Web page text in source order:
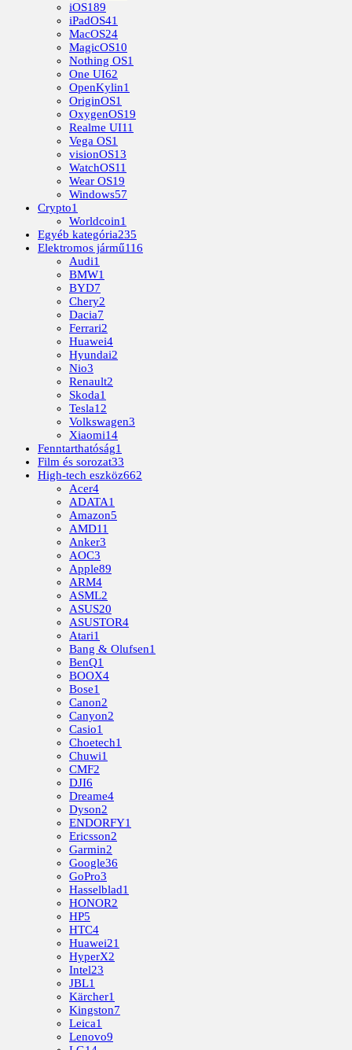
iOS189
iPadOS41
MacOS24
MagicOS10
Nothing OS1
One UI62
OpenKylin1
OriginOS1
OxygenOS19
Realme UI11
Vega OS1
visionOS13
WatchOS11
Wear OS19
Windows57
Crypto1
Worldcoin1
Egyéb kategória235
Elektromos jármű116
Audi1
BMW1
BYD7
Chery2
Dacia7
Ferrari2
Huawei4
Hyundai2
Nio3
Renault2
Skoda1
Tesla12
Volkswagen3
Xiaomi14
Fenntarthatóság1
Film és sorozat33
High-tech eszköz662
Acer4
ADATA1
Amazon5
AMD11
Anker3
AOC3
Apple89
ARM4
ASML2
ASUS20
ASUSTOR4
Atari1
Bang & Olufsen1
BenQ1
BOOX4
Bose1
Canon2
Canyon2
Casio1
Choetech1
Chuwi1
CMF2
DJI6
Dreame4
Dyson2
ENDORFY1
Ericsson2
Garmin2
Google36
GoPro3
Hasselblad1
HONOR2
HP5
HTC4
Huawei21
HyperX2
Intel23
JBL1
Kärcher1
Kingston7
Leica1
Lenovo9